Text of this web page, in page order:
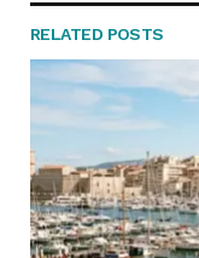
RELATED POSTS